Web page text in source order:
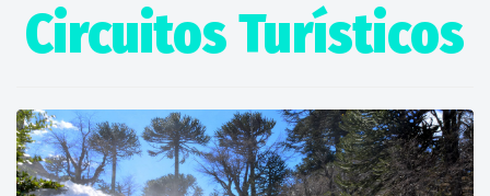
Circuitos Turísticos